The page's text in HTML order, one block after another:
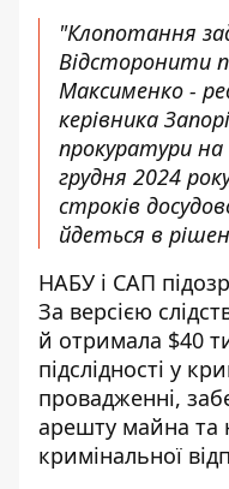
"Клопотання
Відсторонити
Максименко -
керівника
прокуратури
грудня 2024
строків
йдеться в
НАБУ і САП
За версією
й отримала $40
підслідності у
провадженні,
арешту майна та
кримінальної